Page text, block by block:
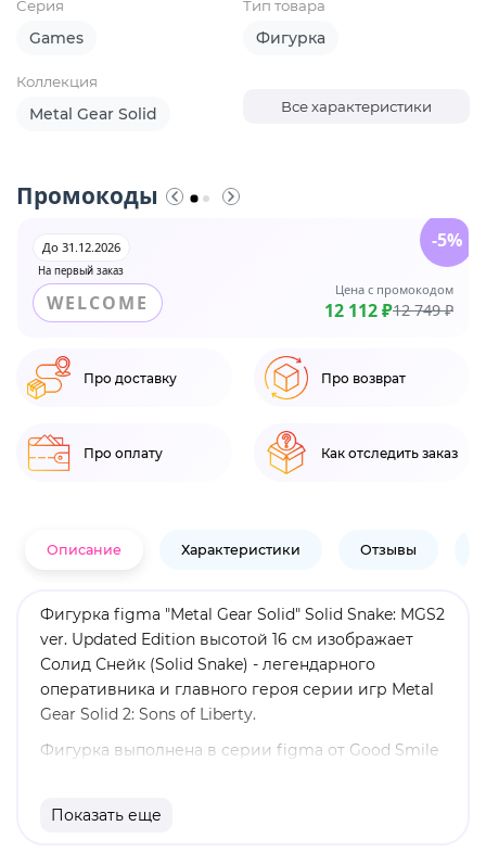
Серия
Games
Тип товара
Фигурка
Коллекция
Metal Gear Solid Все характеристики
Промокоды
На первый заказ
До 31.12.2026
WELCOME
Цена с промокодом
12 112 ₽12 749 ₽
-5%
Про доставку Про возврат
Про оплату Как отследить заказ
Описание Характеристики Отзывы
Фигурка figma "Metal Gear Solid" Solid Snake: MGS2
ver. Updated Edition высотой 16 см изображает
Солид Снейк (Solid Snake) - легендарного
оперативника и главного героя серии игр Metal
Gear Solid 2: Sons of Liberty.
Фигурка выполнена в серии figma от Good Smile
боевые и стелс-позы. Обновлённая версия MGS2
Показать еще